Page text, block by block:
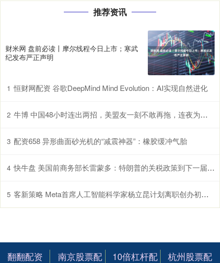
推荐资讯
财米网 盘前必读丨摩尔线程今日上市；寒武
纪发布严正声明
1 恒财网配资 谷歌DeepMind Mind Evolution：AI实现自然进化
2 牛博 中国48小时连出两招，美盟友一刻不敢再拖，连夜为华大开方便之门
3 配资658 异形曲面砂光机的“减震神器”：橡胶缓冲气胎
4 快牛盘 美国前商务部长雷蒙多：特朗普的关税政策到下一届政府也很难取消
5 客新策略 Meta首席人工智能科学家杨立昆计划离职创办初创公司
翻翻配资
南京股票配
10倍杠杆配
杭州股票配